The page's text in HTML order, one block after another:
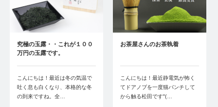
究極の玉露・・これが１００
万円の玉露です。
こんにちは！最近は冬の気温で
吐く息も白くなり、本格的な冬
の到来ですね。全…
お茶屋さんのお茶執着
こんにちは！最近静電気が怖く
てドアノブを一度猫パンチして
から触る松田です"(…